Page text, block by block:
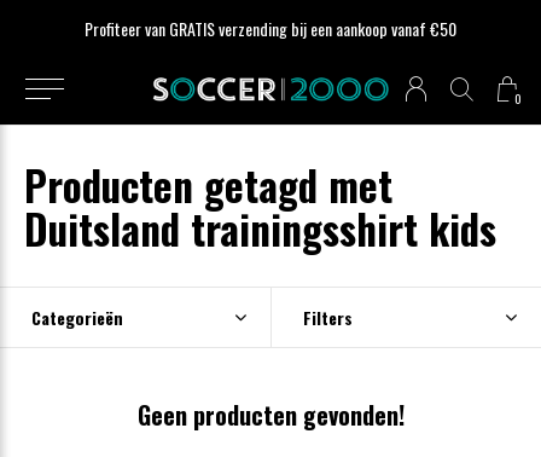
0
Profiteer van GRATIS verzending bij een aankoop vanaf €50
Producten getagd met
Duitsland trainingsshirt kids
Categorieën Filters
Geen producten gevonden!